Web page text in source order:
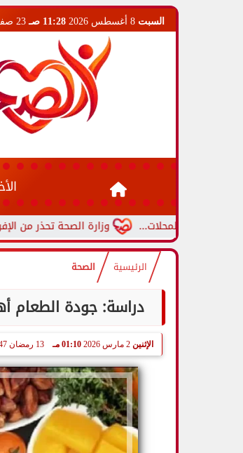
السبت 11:28 صـ 23 صفر 1448
وزارة الصحة تحذر من الإفراط في
الرئيسية الصحة
دراسة: جودة الطعام
الإثنين 2 مارس 2026 01:10 مـ 13 رمضان 1447